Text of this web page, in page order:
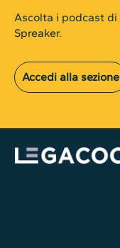
Ascolta i podcast
Spreaker.
Accedi alla sezione